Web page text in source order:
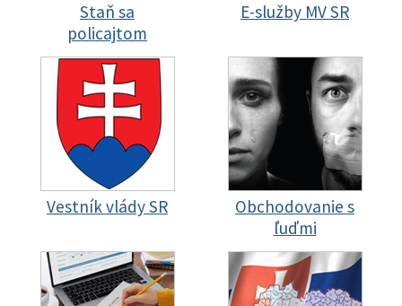
Staň sa
policajtom
E-služby MV SR
Vestník vlády SR
Obchodovanie s
ľuďmi